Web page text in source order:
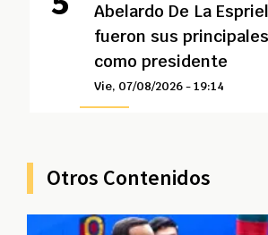
Abelardo De La
fueron sus
como presidente
Vie, 07/08/2026 - 19:14
Otros Contenidos